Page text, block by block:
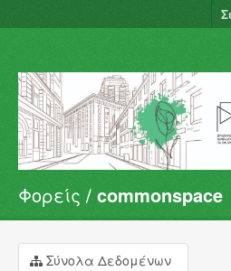
Σύνολα Δεδομένων
Φορείς
Ομάδες
Φορείς commonspace
Σύνολα Δεδομένων